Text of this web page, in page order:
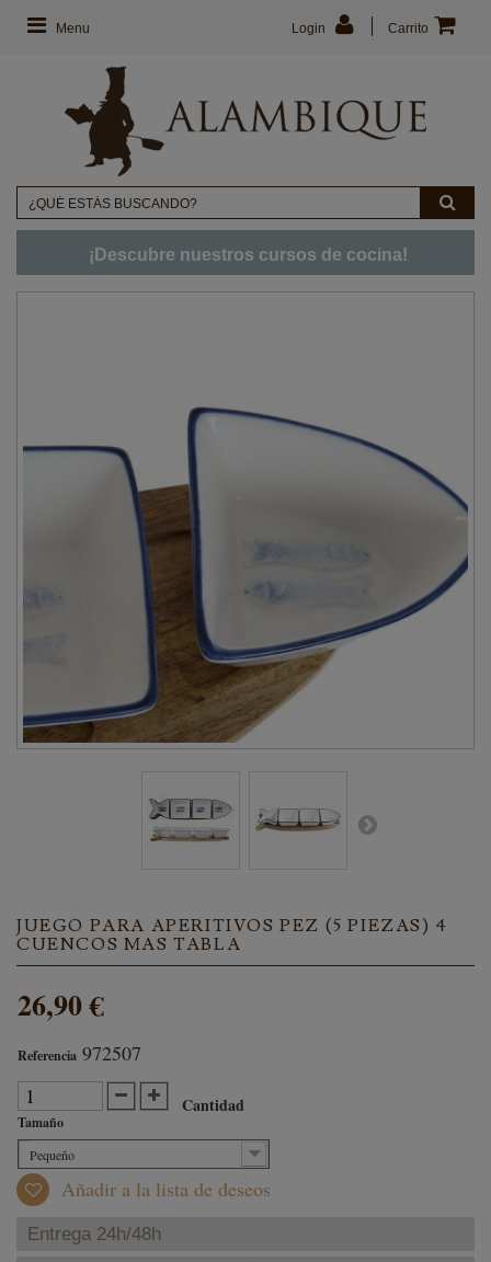
Menu Carrito
Login
¡Descubre nuestros cursos de cocina!
JUEGO PARA APERITIVOS PEZ (5 PIEZAS) 4
CUENCOS MAS TABLA
26,90 €
Referencia 972507
Cantidad
Tamaño
Pequeño
Añadir a la lista de deseos
Entrega 24h/48h